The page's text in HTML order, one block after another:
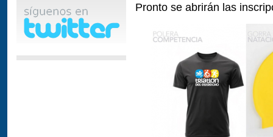
Pronto se abrirán las